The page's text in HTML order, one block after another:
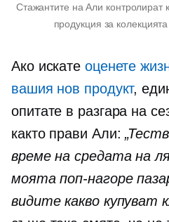
Стажантите на Али контролират
продукция за
Ако искате оценете
вашия нов продукт,
опитате в разгара на
както прави Али:
време насредата на
моятапоп-нагоре
видите какво купуват